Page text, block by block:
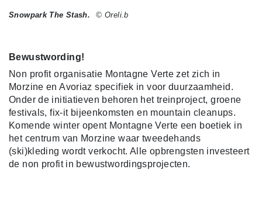
Snowpark The Stash. © Oreli.b
Bewustwording!
Non profit organisatie Montagne Verte zet zich in
Morzine en Avoriaz specifiek in voor duurzaamheid.
Onder de initiatieven behoren het treinproject, groene
festivals, fix-it bijeenkomsten en mountain cleanups.
Komende winter opent Montagne Verte een boetiek in
het centrum van Morzine waar tweedehands
(ski)kleding wordt verkocht. Alle opbrengsten investeert
de non profit in bewustwordingsprojecten.